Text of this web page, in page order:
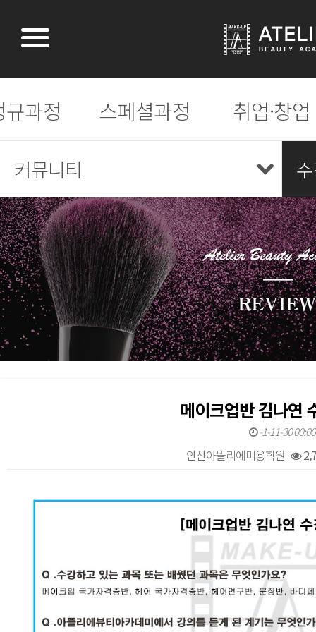
규과정 스페셜과정 취업·창업
커뮤니티
메이크업반 김나연
-1-11-30 00:00
안산아뜰리에미용학원
본문